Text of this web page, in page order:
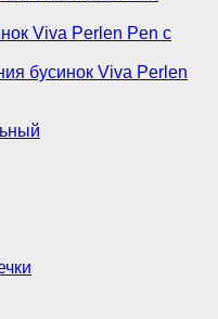
Viva Perlen Pen с
бусинок Viva Perlen